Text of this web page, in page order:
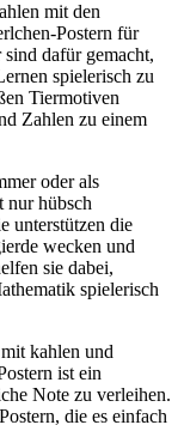
mit den
Postern für
dafür gemacht,
spielerisch zu
Tiermotiven
Zahlen zu einem
oder als
nur hübsch
unterstützen die
wecken und
sie dabei,
spielerisch
kahlen und
ist ein
Note zu verleihen.
die es einfach